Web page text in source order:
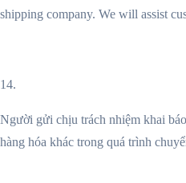
shipping company. We will assist
14.
Người gửi chịu trách nhiệm khai
hàng hóa khác trong quá trình